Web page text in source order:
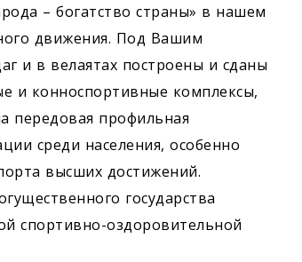
– богатство страны» в нашем
движения. Под Вашим
и в велаятах построены и сданы
и конноспортивные комплексы,
передовая профильная
среди населения, особенно
высших достижений.
государства
спортивно-оздоровительной